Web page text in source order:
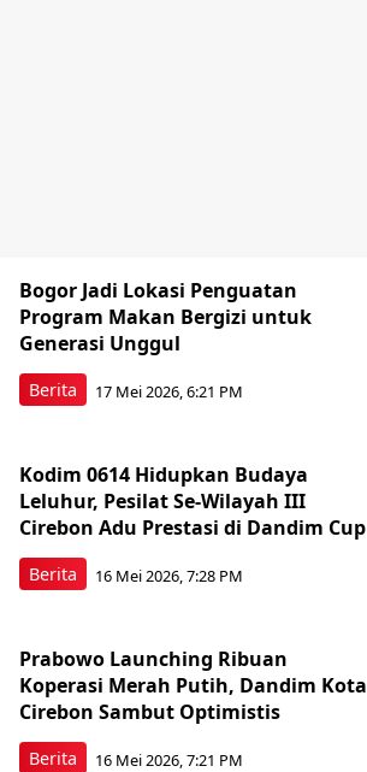
Berita
Bogor Jadi Lokasi Penguatan
Program Makan Bergizi untuk
Generasi Unggul
17 Mei 2026, 6:21 PM
Berita
Kodim 0614 Hidupkan Budaya
Leluhur, Pesilat Se-Wilayah III
Cirebon Adu Prestasi di Dandim Cup
16 Mei 2026, 7:28 PM
Berita
Prabowo Launching Ribuan
Koperasi Merah Putih, Dandim Kota
Cirebon Sambut Optimistis
16 Mei 2026, 7:21 PM